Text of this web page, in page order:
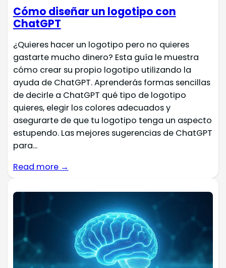
Cómo diseñar un logotipo con
ChatGPT
¿Quieres hacer un logotipo pero no quieres
gastarte mucho dinero? Esta guía le muestra
cómo crear su propio logotipo utilizando la
ayuda de ChatGPT. Aprenderás formas sencillas
de decirle a ChatGPT qué tipo de logotipo
quieres, elegir los colores adecuados y
asegurarte de que tu logotipo tenga un aspecto
estupendo. Las mejores sugerencias de ChatGPT
para...
Read more →